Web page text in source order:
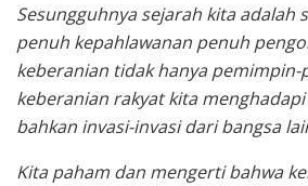
Sesungguhnya sejarah kita adalah
penuh kepahlawanan penuh
keberanian tidak hanya
keberanian rakyat kita
bahkan invasi-invasi dari bangsa
Kita paham dan mengerti bahwa